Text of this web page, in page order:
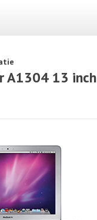
A1304 13 inch